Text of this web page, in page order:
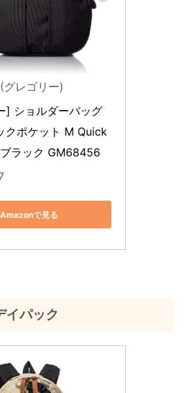
グレゴリー)
] ショルダーバッグ
クポケット M Quick
ラック GM68456
Amazonで見る
イパック